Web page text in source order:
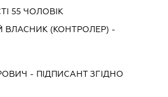
55 ЧОЛОВІК
ВЛАСНИК (КОНТРОЛЕР) -
- ПІДПИСАНТЗГІДНО